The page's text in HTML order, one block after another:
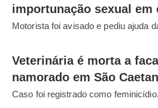
importunação sexual em
Motorista foi avisado e pediu ajuda
Veterinária é morta a
namorado em São
Caso foi registrado como feminicídio.